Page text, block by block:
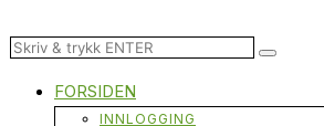
FORSIDEN
INNLOGGING